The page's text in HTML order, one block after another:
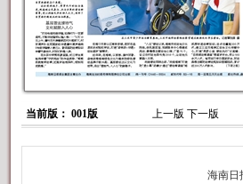
当前版： 001版 上一版 下一版